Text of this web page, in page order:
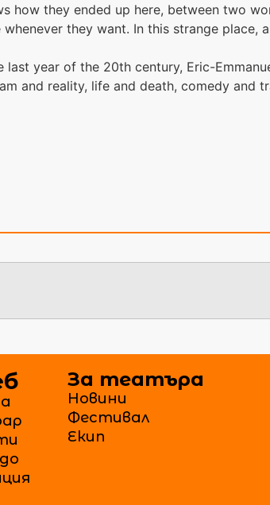
how they ended up here, between two
they want. In this strange place,
last year of the 20th century, Eric-
and reality, life and death, comedy and
За театъра
Новини
Фестивал
Екип